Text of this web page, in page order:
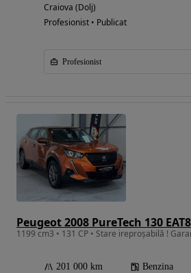
Craiova (Dolj)
Profesionist • Publicat
Profesionist
Peugeot 2008 PureTech 130
1199 cm3 • 131 CP • Stare ireproșabilă !
201 000 km Benzina